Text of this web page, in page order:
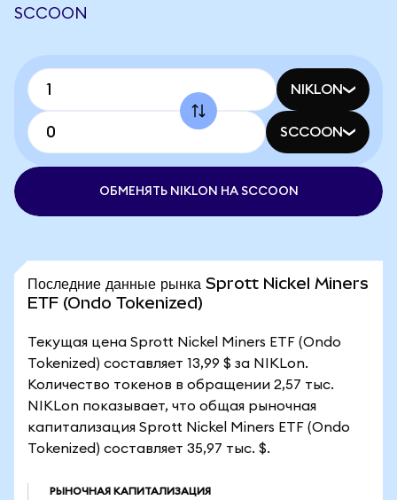
SCCOON
NIKLON
SCCOON
ОБМЕНЯТЬ NIKLON НА SCCOON
Последние данные рынка Sprott Nickel Miners
ETF (Ondo Tokenized)
Текущая цена Sprott Nickel Miners ETF (Ondo
Tokenized) составляет 13,99 $ за NIKLon.
Количество токенов в обращении 2,57 тыс.
NIKLon показывает, что общая рыночная
капитализация Sprott Nickel Miners ETF (Ondo
Tokenized) составляет 35,97 тыс. $.
РЫНОЧНАЯ КАПИТАЛИЗАЦИЯ